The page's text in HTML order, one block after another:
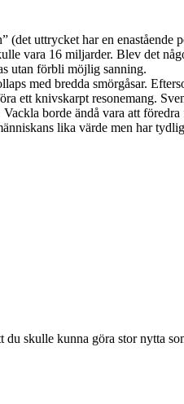
uttrycket har en
vara 16 miljarder. Blev det
utan förbli möjlig sanning.
med bredda smörgåsar.
ett knivskarpt resonemang.
borde ändå vara att
lika värde men har
skulle kunna göra stor nytta